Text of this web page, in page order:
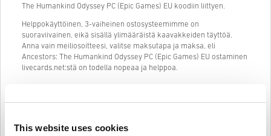
This website uses cookies
The Humankind Odyssey PC (Epic Games) EU koodiin liittyen.
Helppokäyttöinen, 3-vaiheinen ostosysteemimme on
suoraviivainen, eikä sisällä ylimääräistä kaavakkeiden täyttöä.
Anna vain meiliosoitteesi, valitse maksutapa ja maksa, eli
Ancestors: The Humankind Odyssey PC (Epic Games) EU ostaminen
livecards.net:stä on todella nopeaa ja helppoa.